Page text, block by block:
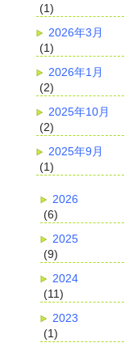
(1)
2026年3月
(1)
2026年1月
(2)
2025年10月
(2)
2025年9月
(1)
2026
(6)
2025
(9)
2024
(11)
2023
(1)